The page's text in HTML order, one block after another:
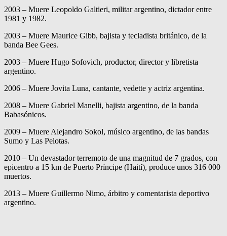
2003 – Muere Leopoldo Galtieri, militar argentino, dictador entre
1981 y 1982.
2003 – Muere Maurice Gibb, bajista y tecladista británico, de la
banda Bee Gees.
2003 – Muere Hugo Sofovich, productor, director y libretista
argentino.
2006 – Muere Jovita Luna, cantante, vedette y actriz argentina.
2008 – Muere Gabriel Manelli, bajista argentino, de la banda
Babasónicos.
2009 – Muere Alejandro Sokol, músico argentino, de las bandas
Sumo y Las Pelotas.
2010 – Un devastador terremoto de una magnitud de 7 grados, con
epicentro a 15 km de Puerto Príncipe (Haití), produce unos 316 000
muertos.
2013 – Muere Guillermo Nimo, árbitro y comentarista deportivo
argentino.